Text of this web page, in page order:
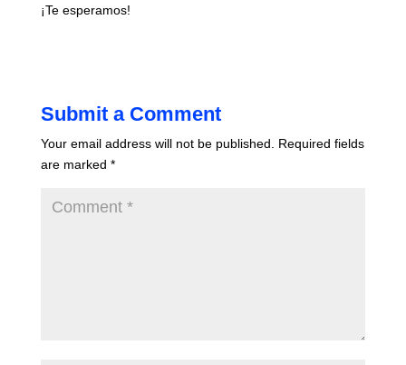
¡Te esperamos!
Submit a Comment
Your email address will not be published.
Required fields
are marked *